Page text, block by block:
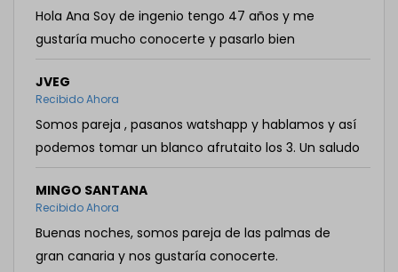
Hola Ana Soy de ingenio tengo 47 años y me
gustaría mucho conocerte y pasarlo bien
JVEG
Recibido Ahora
Somos pareja , pasanos watshapp y hablamos y así
podemos tomar un blanco afrutaito los 3. Un saludo
MINGO SANTANA
Recibido Ahora
Buenas noches, somos pareja de las palmas de
gran canaria y nos gustaría conocerte.